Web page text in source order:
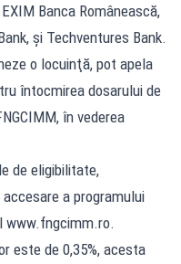
Banca Românească,
şi Techventures Bank.
o locuinţă, pot apela
întocmirea dosarului de
în vederea
de eligibilitate,
a programului
www.fngcimm.ro.
este de 0,35%, acesta